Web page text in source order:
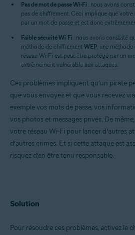
Apple macOS 12.x (Monterey)
Apple macOS 11.x (Big Sur)
Apple macOS 10.14.x (Mojave)
Apple macOS 10.13.x (High Sierra)
Apple macOS 10.12.x (Sierra)
Apple Mac OS X 10.11.x (El Capitan)
Google Android 6.0 (Marshmallow, API 23) ou
Apple iOS 13.0 ou versions ultérieures
Pas de mot de passe Wi-Fi : nous avons
pas de chiffrement. Ceci implique que votre
par un mot de passe et est donc
Faible sécurité Wi-Fi : nous avons constaté
méthode de chiffrement WEP, une
réseau Wi-Fi est peut-être protégé par un
extrêmement vulnérable aux attaques.
Ces problèmes impliquent qu’un pirate
que vous envoyez et que vous recevez
exemple vos mots de passe, vos
vos photos et messages privés. De
votre réseau Wi-Fi pour lancer d’autres
d’autres crimes. Et si cette attaque est
risquez d’en être tenu responsable.
Solution
Pour résoudre ces problèmes, activez le